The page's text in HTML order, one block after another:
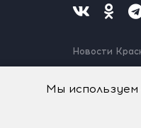
Новости
Нашли
Мы